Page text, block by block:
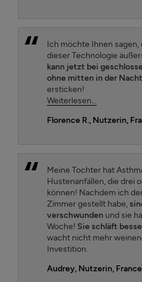
Ich möchte Ihnen sagen,
dieser Technologie
kann jetzt bei
ohne mitten in der Nacht
ersticken!
Weiterlesen...
Florence R., Nutzerin,
Meine Tochter hat
Hustenanfällen, die drei
können! Nachdem ich
Zimmer gestellt habe,
verschwunden und sie
Woche! Sie schläft
wacht nicht mehr
Investition.
Audrey, Nutzerin, France